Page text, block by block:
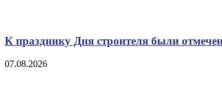
К празднику Дня строителя были
07.08.2026